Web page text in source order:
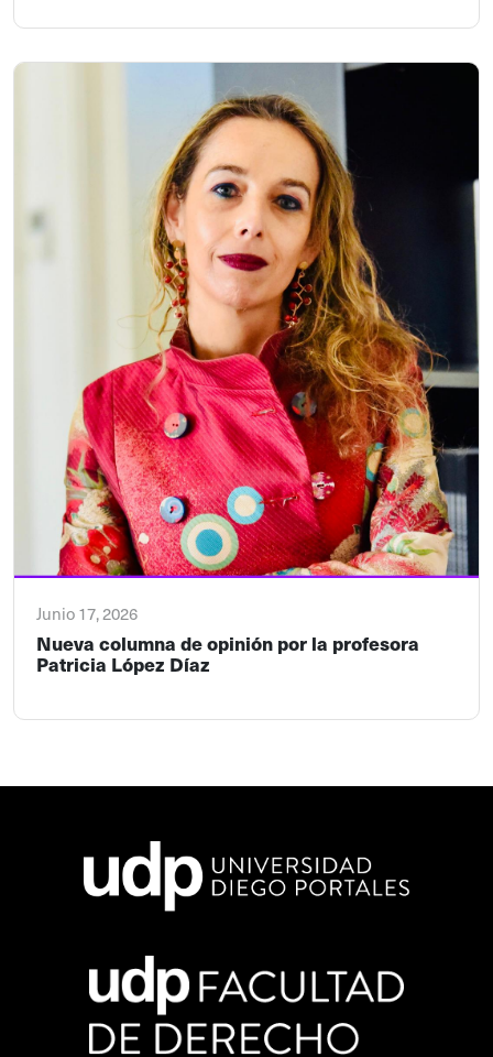
Junio 17, 2026
Nueva columna de opinión por la profesora
Patricia López Díaz